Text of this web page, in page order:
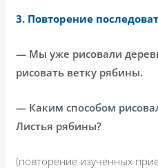
3. Повторение
— Мы уже рисовали
рисовать ветку рябины.
— Каким способом
Листья рябины?
(повторение изученных